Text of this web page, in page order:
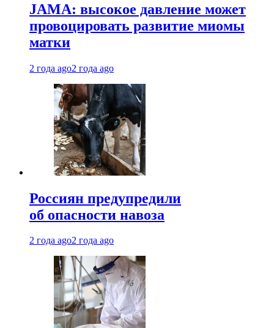
JAMA: высокое давление может
провоцировать развитие миомы
матки
2 года ago2 года ago
Россиян предупредили
об опасности навоза
2 года ago2 года ago